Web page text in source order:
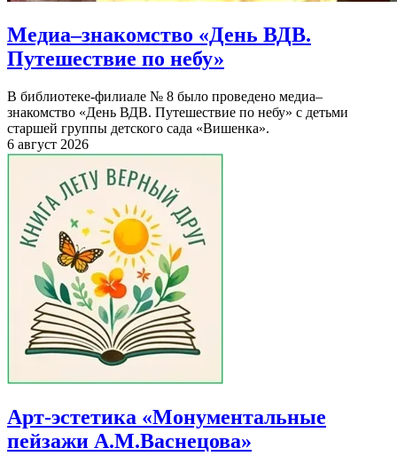
Медиа–знакомство «День ВДВ.
Путешествие по небу»
В библиотеке-филиале № 8 было проведено медиа–
знакомство «День ВДВ. Путешествие по небу» с детьми
старшей группы детского сада «Вишенка».
6 август 2026
Арт-эстетика «Монументальные
пейзажи А.М.Васнецова»